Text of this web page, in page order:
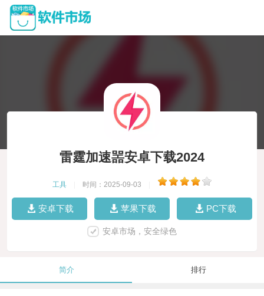
雷霆加速噐安卓下载2024
工具 时间：2025-09-03
安卓下载 苹果下载 PC下载
安卓市场，安全绿色
简介 排行